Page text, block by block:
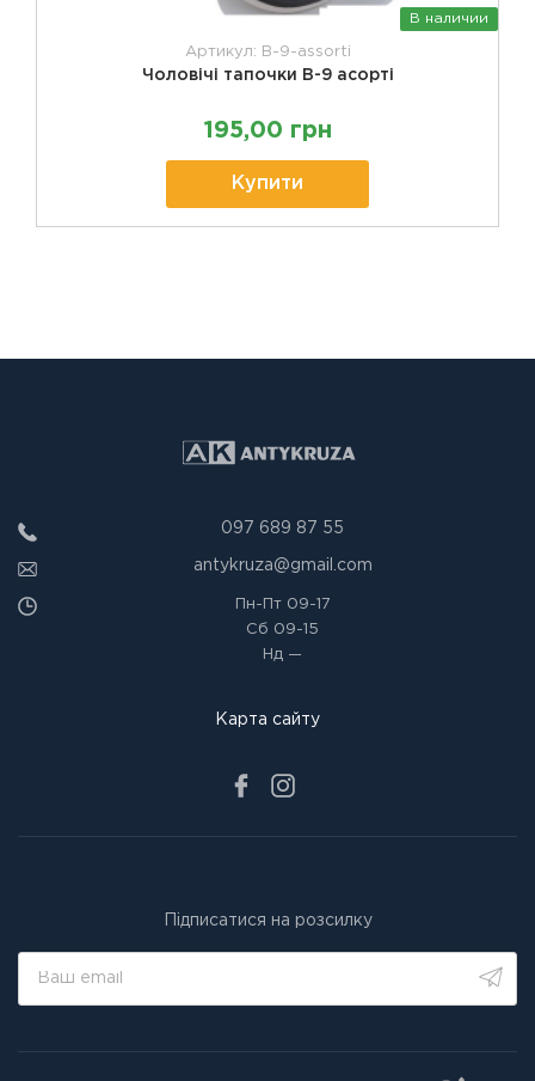
В наличии
Артикул: B-9-assorti
Чоловічі тапочки B-9 асорті
195,00 грн
Купити
097 689 87 55
antykruza@gmail.com
Пн-Пт09-17
Сб 09-15
Нд —
Карта сайту
Підписатися на розсилку